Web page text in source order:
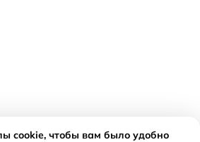
cookie, чтобы вам было удобно